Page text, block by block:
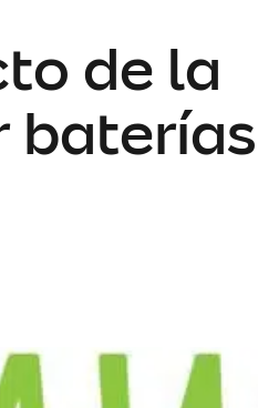
de la